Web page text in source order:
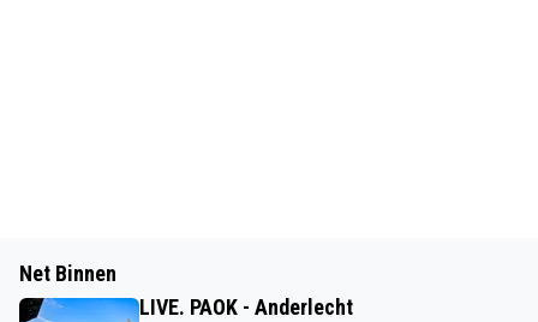
Net Binnen
LIVE. PAOK - Anderlecht